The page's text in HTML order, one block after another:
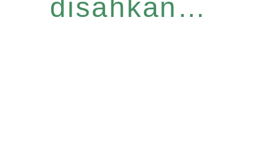
disahkan…